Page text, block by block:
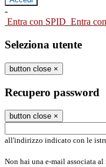
-
Entra con SPID Entra
Seleziona utente
button close ×
Recupero password
button close ×
all'indirizzo indicato con le
Non hai una e-mail associata